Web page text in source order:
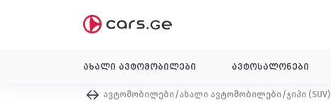
ახალი ავტომობილები ავტოსალონები
ავტომობილები ახალი ავტომობილები ჯიპი (SUV)